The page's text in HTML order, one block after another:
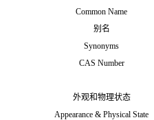
Common Name
别名
Synonyms
CAS Number
外观和物理状态
Appearance & Physical State